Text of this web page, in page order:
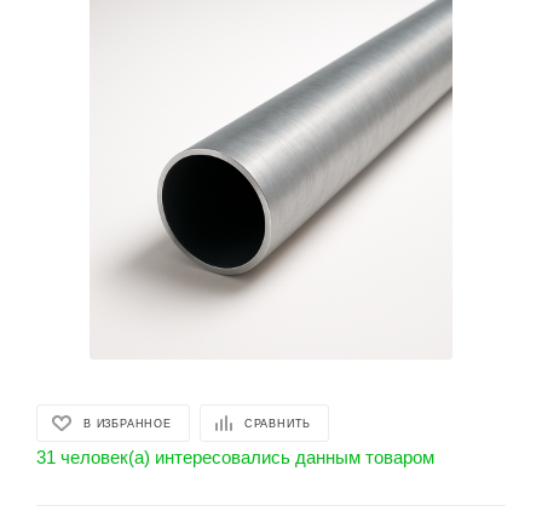
В ИЗБРАННОЕ СРАВНИТЬ
31 человек(а) интересовались данным товаром